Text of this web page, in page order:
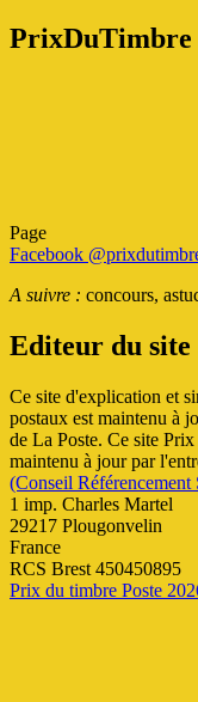
PrixDuTimbre
Page
Facebook
A suivre : concours,
Editeur du site
Ce site d'explication et
postaux est maintenu à
de La Poste. Ce site
maintenu à jour par
(Conseil Référencement
1 imp. Charles Martel
29217 Plougonvelin
France
RCS Brest 450450895
Prix du timbre Poste